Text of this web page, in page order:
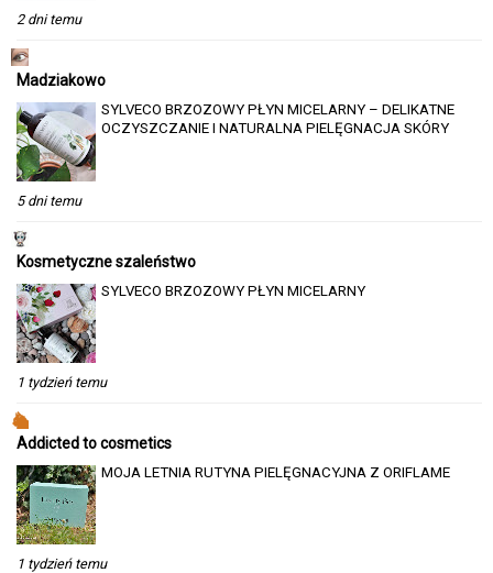
2 dni temu
Madziakowo
SYLVECO BRZOZOWY PŁYN MICELARNY – DELIKATNE
OCZYSZCZANIE I NATURALNA PIELĘGNACJA SKÓRY
5 dni temu
Kosmetyczne szaleństwo
SYLVECO BRZOZOWY PŁYN MICELARNY
1 tydzień temu
Addicted to cosmetics
MOJA LETNIA RUTYNA PIELĘGNACYJNA Z ORIFLAME
1 tydzień temu